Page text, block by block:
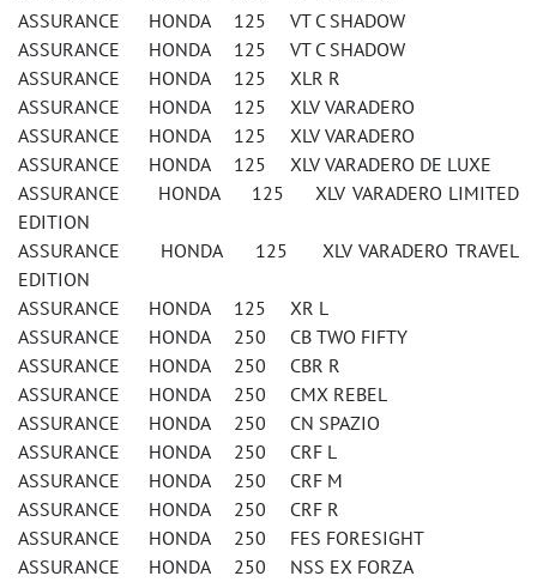
ASSURANCE HONDA 125 VT C SHADOW
ASSURANCE HONDA 125 VT C SHADOW
ASSURANCE HONDA 125 XLR R
ASSURANCE HONDA 125 XLV VARADERO
ASSURANCE HONDA 125 XLV VARADERO
ASSURANCE HONDA 125 XLV VARADERO DE LUXE
ASSURANCE HONDA 125 XLV VARADERO LIMITED
EDITION
ASSURANCE HONDA 125 XLV VARADERO TRAVEL
EDITION
ASSURANCE HONDA 125 XR L
ASSURANCE HONDA 250 CB TWO FIFTY
ASSURANCE HONDA 250 CBR R
ASSURANCE HONDA 250 CMX REBEL
ASSURANCE HONDA 250 CN SPAZIO
ASSURANCE HONDA 250 CRF L
ASSURANCE HONDA 250 CRF M
ASSURANCE HONDA 250 CRF R
ASSURANCE HONDA 250 FES FORESIGHT
ASSURANCE HONDA 250 NSS EX FORZA